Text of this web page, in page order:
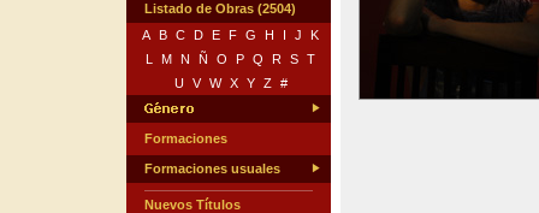
Listado de Obras (2504)
A
B C D E F G H I J
K
L
M N Ñ O P Q R S T
U
V W X Y Z #
Formaciones
Formaciones usuales
Nuevos Títulos